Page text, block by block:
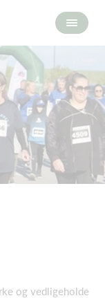
og vedligeholde